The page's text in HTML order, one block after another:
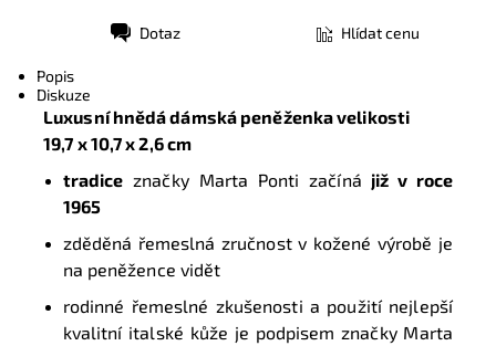
Dotaz Hlídat cenu
Popis
Diskuze
Luxusní hnědá dámská peněženka velikosti
19,7 x 10,7 x 2,6 cm
tradice značky Marta Ponti začíná již v roce
1965
zděděná řemeslná zručnost v kožené výrobě je
na peněžence vidět
rodinné řemeslné zkušenosti a použití nejlepší
kvalitní italské kůže je podpisem značky Marta